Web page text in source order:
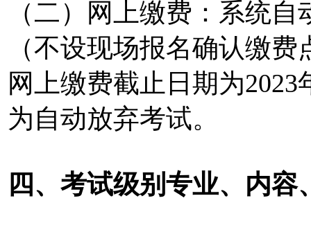
（二）网上缴费：系统
（不设现场报名确认缴
网上缴费截止日期为
为自动放弃考试。
四、考试级别专业、内容